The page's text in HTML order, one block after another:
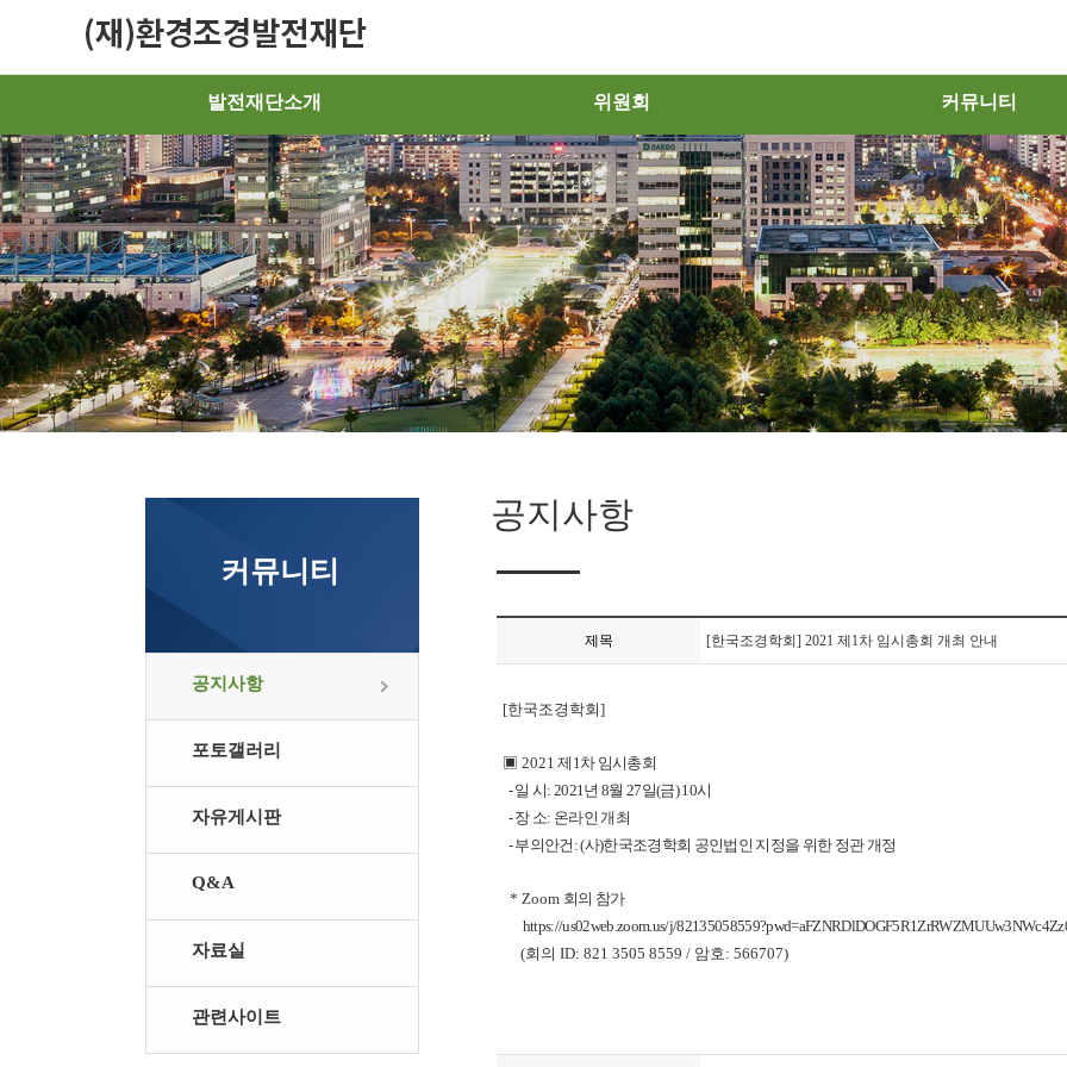
발전재단소개 위원회 커뮤니티
커뮤니티
공지사항
포토갤러리
자유게시판
Q&A
자료실
관련사이트
공지사항
제목 [한국조경학회] 2021 제1차 임시총회 개최 안내
[한국조경학회]
▣ 2021 제 1차 임시총회
-일 시: 2021년8월27일(금) 10시
-장 소: 온라인 개최
- 부의안건 : (사)한국조경학회 공인법인 지정을 위한 정관 개정
* Zoom 회의 참가
https://us02web.zoom.us/j/
(회의 ID: 821 3505 8559 / 암호: 566707)